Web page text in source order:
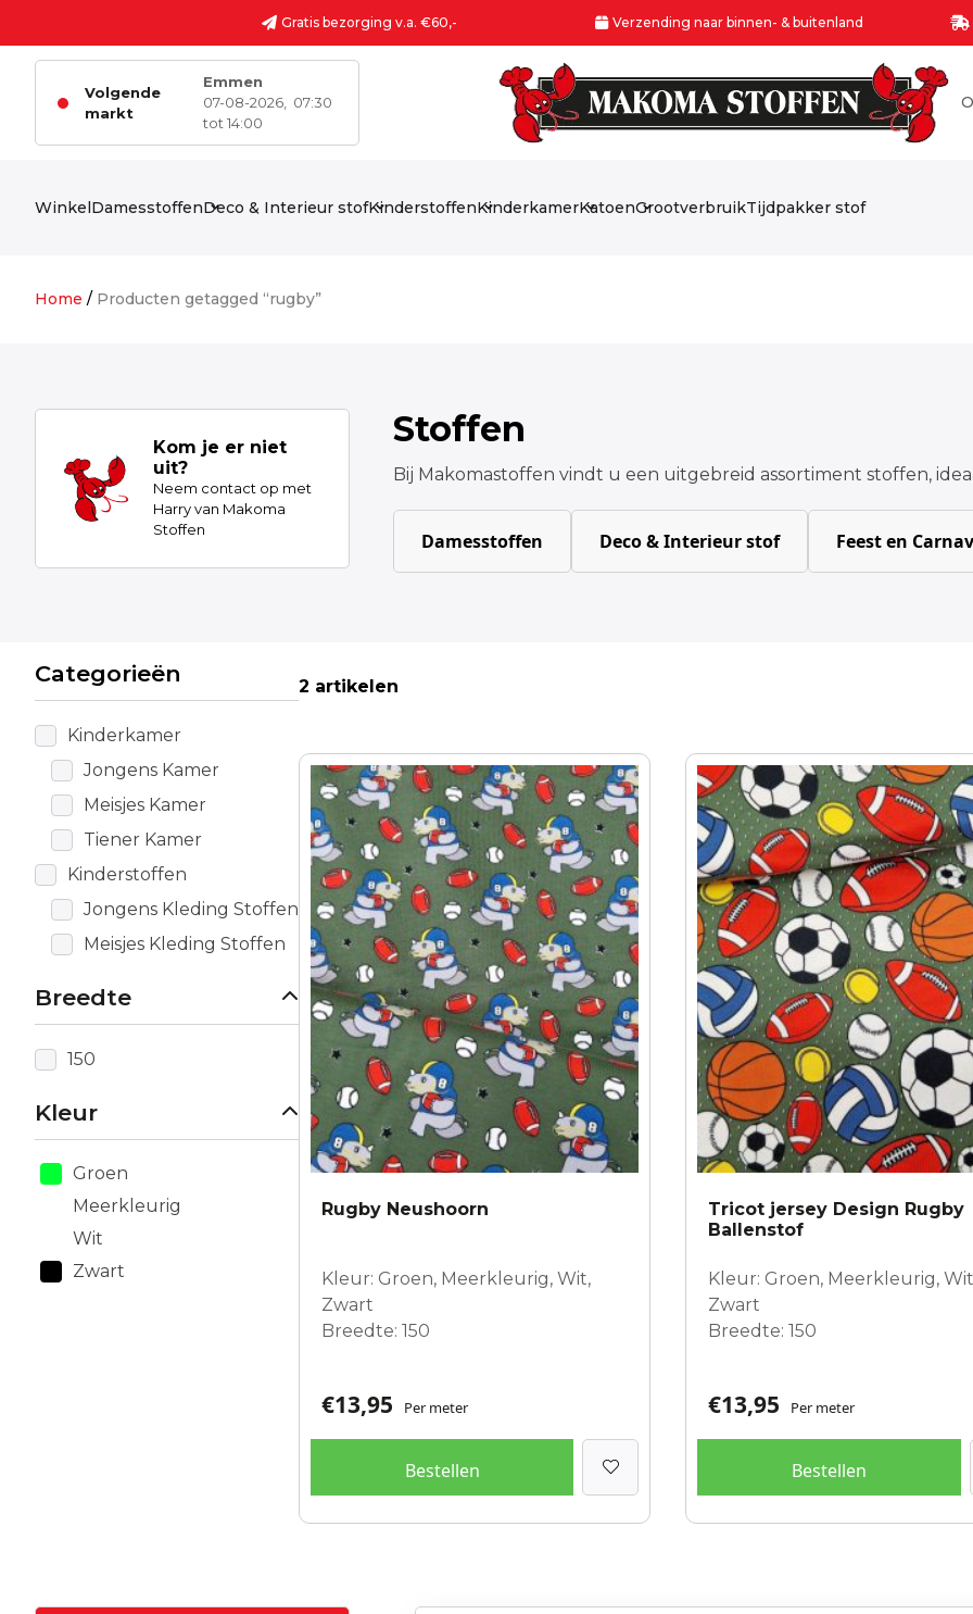
Gratis bezorging v.a. €60,- Verzending naar binnen- & buitenland
Volgende
markt
Emmen
07-08-2026,
07:30
tot 14:00
WinkelDamesstoffenDeco & Interieur stofKinderstoffenKinderkamerKatoenGrootverbruikTijdpakker stof
Home / Producten getagged “rugby”
Kom je er niet
uit?
Neem contact op met
Harry van Makoma
Stoffen
Stoffen
Bij Makomastoffen vindt u een uitgebreid assortiment stoffen,
Damesstoffen Deco & Interieur stof Feest en
Categorieën
Kinderkamer
Jongens Kamer
Meisjes Kamer
Tiener Kamer
Kinderstoffen
Jongens Kleding Stoffen
Meisjes Kleding Stoffen
Breedte
150
Kleur
Groen
Meerkleurig
Wit
Zwart
2 artikelen
Rugby Neushoorn
Kleur: Groen, Meerkleurig, Wit,
Zwart
Breedte: 150
€13,95 Per meter
Bestellen
Tricot jersey Design Rugby
Ballenstof
Kleur: Groen, Meerkleurig,
Zwart
Breedte: 150
€13,95 Per meter
Bestellen